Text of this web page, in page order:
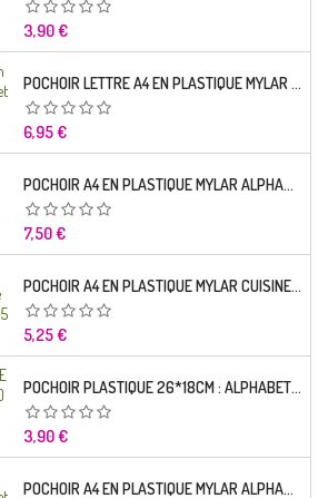
Prix
3,90 €
POCHOIR LETTRE A4 EN PLASTIQUE MYLAR ALPHABET RACINE 30 MM
Prix
6,95 €
POCHOIR A4 EN PLASTIQUE MYLAR ALPHABET LETTRE TYPO SEGOE 25 MM
Prix
7,50 €
POCHOIR A4 EN PLASTIQUE MYLAR CUISINE RECETTE ALPHABET LETTRE 15 MM
Prix
5,25 €
POCHOIR PLASTIQUE 26*18CM : ALPHABET (14)
Prix
3,90 €
POCHOIR A4 EN PLASTIQUE MYLAR ALPHABET LETTRE TYPO CHARLEMAGNE